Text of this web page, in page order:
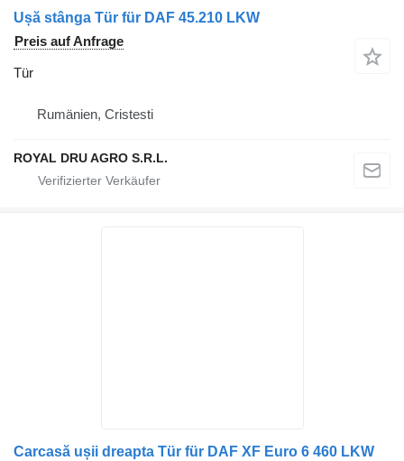
Ușă stânga Tür für DAF 45.210 LKW
Preis auf Anfrage
Tür
Rumänien, Cristesti
ROYAL DRU AGRO S.R.L.
Carcasă ușii dreapta Tür für DAF XF Euro 6 460 LKW